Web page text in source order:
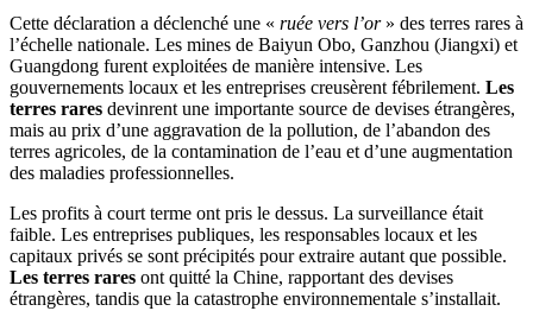
Cette déclaration a déclenché une « ruée vers l’or» des terres rares à
l’échelle nationale. Les mines de Baiyun Obo, Ganzhou (Jiangxi) et
Guangdong furent exploitées de manière intensive. Les
gouvernements locaux et les entreprises creusèrent fébrilement. Les
terres rares devinrent une importante source de devises étrangères,
mais au prix d’une aggravation de la pollution, de l’abandon des
terres agricoles, de la contamination de l’eau et d’une augmentation
des maladies professionnelles.
Les profits à court terme ont pris le dessus. La surveillance était
faible. Les entreprises publiques, les responsables locaux et les
capitaux privés se sont précipités pour extraire autant que possible.
Les terres rares ont quitté la Chine, rapportant des devises
étrangères, tandis que la catastrophe environnementale s’installait.